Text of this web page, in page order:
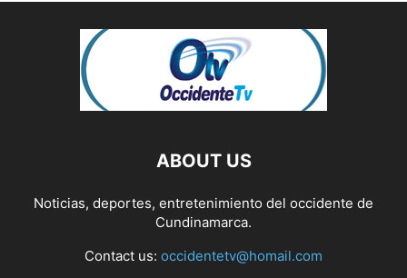
ABOUT US
Noticias, deportes, entretenimiento del occidente de
Cundinamarca.
Contact us: occidentetv@homail.com